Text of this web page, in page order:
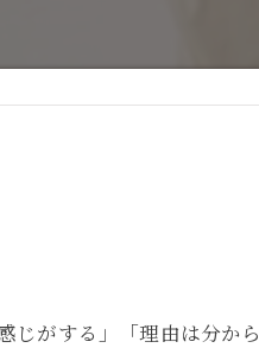
じがする」「理由は分